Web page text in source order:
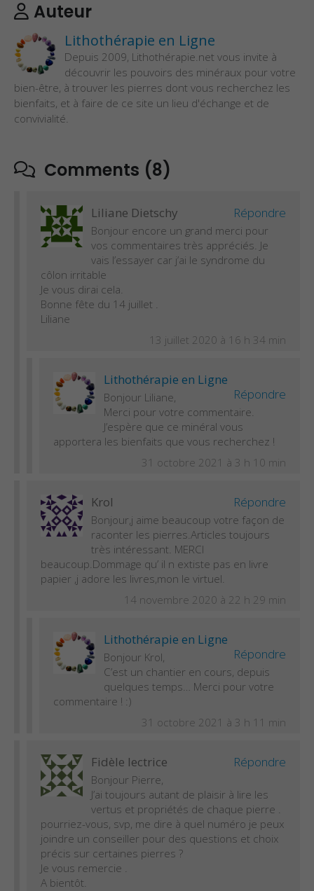
Auteur
Lithothérapie en Ligne
Depuis 2009, Lithothérapie.net vous invite à
découvrir les pouvoirs des minéraux pour votre
bien-être, à trouver les pierres dont vous recherchez les
bienfaits, et à faire de ce site un lieu d'échange et de
convivialité.
Comments (8)
Liliane Dietschy Répondre
Bonjour encore un grand merci pour
vos commentaires très appréciés. Je
vais l’essayer car j’ai le syndrome du
côlon irritable
Je vous dirai cela.
Bonne fête du 14 juillet .
Liliane
13 juillet 2020 à 16 h 34 min
Lithothérapie en Ligne
Répondre
Bonjour Liliane,
Merci pour votre commentaire.
J’espère que ce minéral vous
apportera les bienfaits que vous recherchez !
31 octobre 2021 à 3 h 10 min
Krol Répondre
Bonjour,j aime beaucoup votre façon de
raconter les pierres.Articles toujours
très intéressant. MERCI
beaucoup.Dommage qu’ il n extiste pas en livre
papier ,j adore les livres,mon le virtuel.
14 novembre 2020 à 22 h 29 min
Lithothérapie en Ligne
Répondre
Bonjour Krol,
C’est un chantier en cours, depuis
quelques temps… Merci pour votre
commentaire ! :)
31 octobre 2021 à 3 h 11 min
Fidèle lectrice Répondre
Bonjour Pierre,
J’ai toujours autant de plaisir à lire les
vertus et propriétés de chaque pierre .
pourriez-vous, svp, me dire à quel numéro je peux
joindre un conseiller pour des questions et choix
précis sur certaines pierres ?
Je vous remercie .
A bientôt.